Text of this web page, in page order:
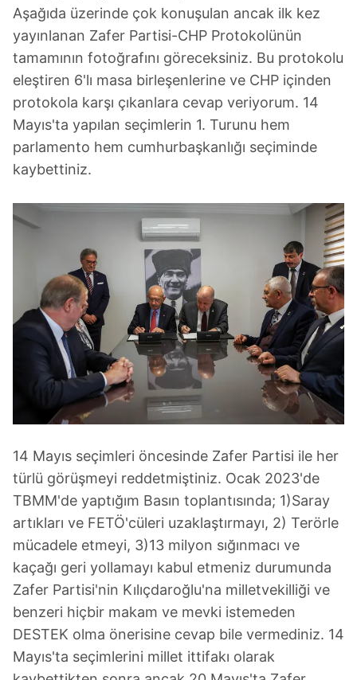
Aşağıda üzerinde çok konuşulan ancak ilk kez
yayınlanan Zafer Partisi-CHP Protokolünün
tamamının fotoğrafını göreceksiniz. Bu protokolu
eleştiren 6'lı masa birleşenlerine ve CHP içinden
protokola karşı çıkanlara cevap veriyorum. 14
Mayıs'ta yapılan seçimlerin 1. Turunu hem
parlamento hem cumhurbaşkanlığı seçiminde
kaybettiniz.
14 Mayıs seçimleri öncesinde Zafer Partisi ile her
türlü görüşmeyi reddetmiştiniz. Ocak 2023'de
TBMM'de yaptığım Basın toplantısında; 1)Saray
artıkları ve FETÖ'cüleri uzaklaştırmayı, 2) Terörle
mücadele etmeyi, 3)13 milyon sığınmacı ve
kaçağı geri yollamayı kabul etmeniz durumunda
Zafer Partisi'nin Kılıçdaroğlu'na milletvekilliği ve
benzeri hiçbir makam ve mevki istemeden
DESTEK olma önerisine cevap bile vermediniz. 14
Mayıs'ta seçimlerini millet ittifakı olarak